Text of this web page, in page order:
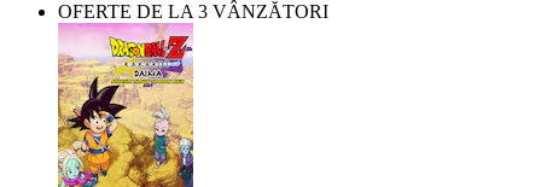
OFERTE DE LA 3 VÂNZĂTORI